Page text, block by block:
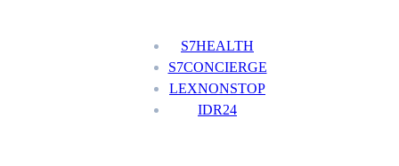
S7HEALTH
S7CONCIERGE
LEXNONSTOP
IDR24